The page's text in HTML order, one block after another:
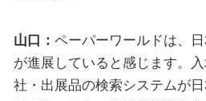
山口： ペーパーワールドは、
が進展していると感じます。
社・出展品の検索システムが